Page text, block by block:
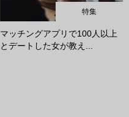
特集
マッチングアプリで100人以上
とデートした女が教え...